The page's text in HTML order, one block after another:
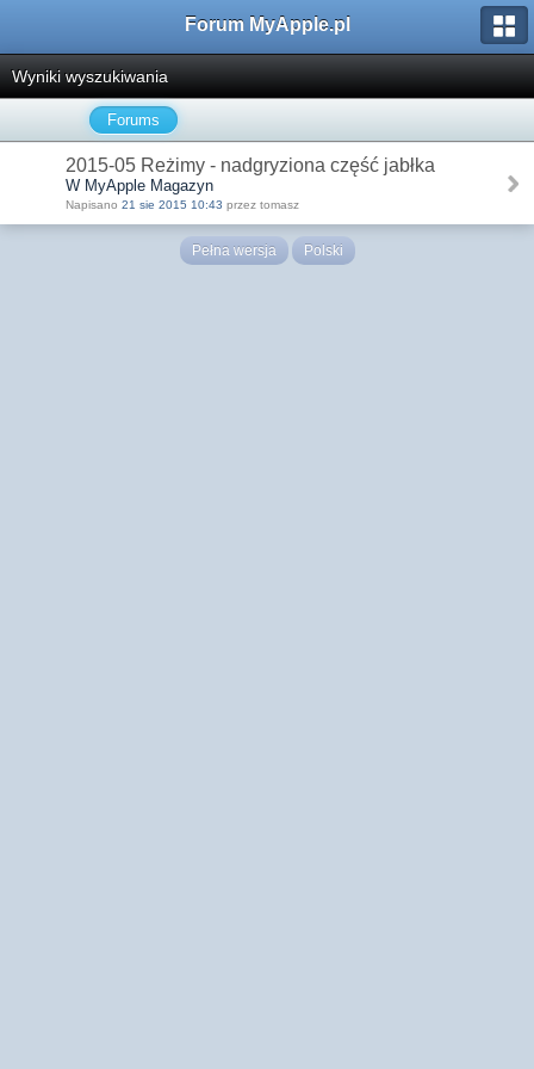
Forum MyApple.pl
Wyniki wyszukiwania
Forums
2015-05 Reżimy - nadgryziona część jabłka
W MyApple Magazyn
Napisano 21 sie 2015 10:43 przez tomasz
Pełna wersja Polski